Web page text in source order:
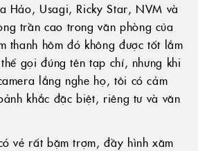
Hảo, Usagi, Ricky Star, NVM và
trần cao trong văn phòng của
thanh hôm đó không được tốt lắm
gọi đúng tên tạp chí, nhưng khi
lắng nghe họ, tôi có cảm
khắc đặc biệt, riêng tư và văn
vẻ rất bặm trợm, đầy hình xăm